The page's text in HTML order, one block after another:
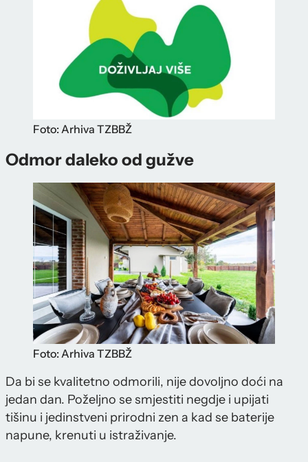
Foto: Arhiva TZBBŽ
Odmor daleko od gužve
Foto: Arhiva TZBBŽ
Da bi se kvalitetno odmorili, nije dovoljno doći na
jedan dan. Poželjno se smjestiti negdje i upijati
tišinu i jedinstveni prirodni zen a kad se baterije
napune, krenuti u istraživanje.